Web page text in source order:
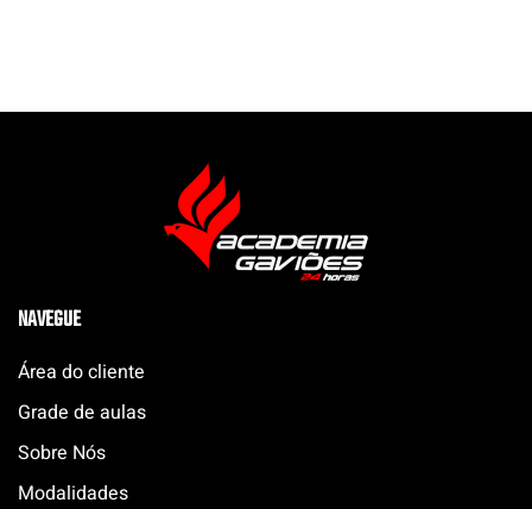
NAVEGUE
Área do cliente
Grade de aulas
Sobre Nós
Modalidades